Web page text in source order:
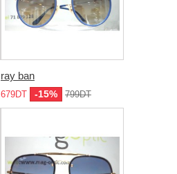
ray ban
679DT -15% 799DT